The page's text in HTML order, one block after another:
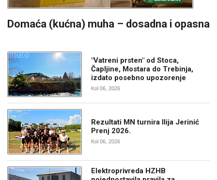
Domaća (kućna) muha – dosadna i opasna
"Vatreni prsten" od Stoca,
Čapljine, Mostara do Trebinja,
izdato posebno upozorenje
Kol 06, 2026
Rezultati MN turnira Ilija Jerinić
Prenj 2026.
Kol 06, 2026
Elektroprivreda HZHB